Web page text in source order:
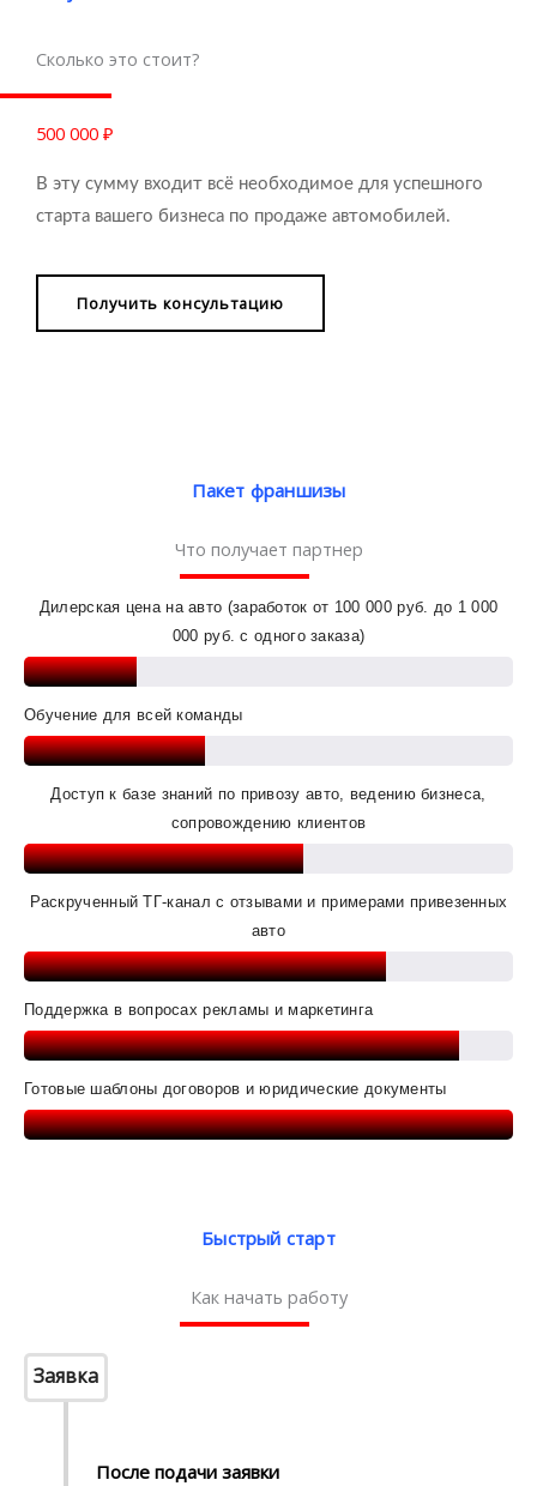
Сколько это стоит?
500 000 ₽
В эту сумму входит всё необходимое для успешного
старта вашего бизнеса по продаже автомобилей.
Получить консультацию
Пакет франшизы
Что получает партнер
Дилерская цена на авто (заработок от 100 000 руб. до 1 000
000 руб. с одного заказа)
Обучение для всей команды
Доступ к базе знаний по привозу авто, ведению бизнеса,
сопровождению клиентов
Раскрученный ТГ-канал с отзывами и примерами привезенных
авто
Поддержка в вопросах рекламы и маркетинга
Готовые шаблоны договоров и юридические документы
Быстрый старт
Как начать работу
Заявка
После подачи заявки